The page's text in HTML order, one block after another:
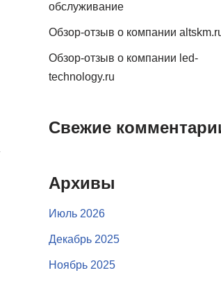
обслуживание
Обзор-отзыв о компании
Обзор-отзыв о компании led-
technology.ru
Свежие
Архивы
Июль 2026
Декабрь 2025
Ноябрь 2025